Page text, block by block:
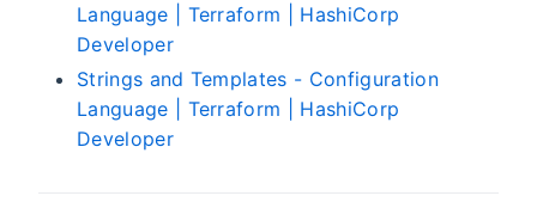
Language | Terraform | HashiCorp
Developer
Strings and Templates - Configuration
Language | Terraform | HashiCorp
Developer